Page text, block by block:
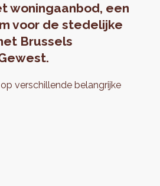
woningaanbod, een
voor de stedelijke
Brussels
verschillende belangrijke